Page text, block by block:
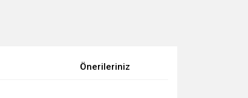
Önerileriniz